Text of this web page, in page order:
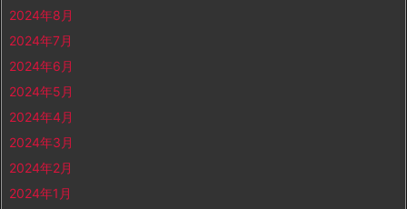
2024年8月
2024年7月
2024年6月
2024年5月
2024年4月
2024年3月
2024年2月
2024年1月